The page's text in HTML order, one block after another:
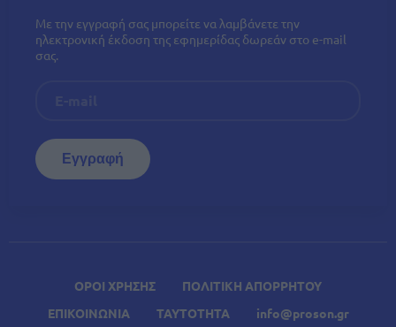
ΟΡΟΙ ΧΡΗΣΗΣ
ΠΟΛΙΤΙΚΗ ΑΠΟΡΡΗΤΟΥ
ΕΠΙΚΟΙΝΩΝΙΑ
ΤΑΥΤΟΤΗΤΑ info@proson.gr
Με την εγγραφή σας μπορείτε να λαμβάνετε την
ηλεκτρονική έκδοση της εφημερίδας δωρεάν στο e-mail
σας.